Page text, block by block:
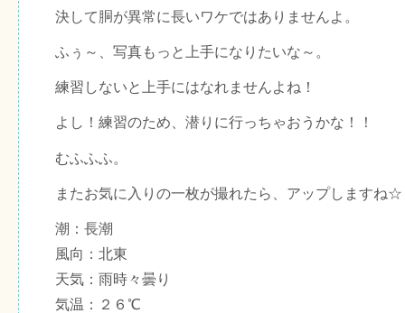
決して胴が異常に長いワケではありませんよ。
ふぅ～、写真もっと上手になりたいな～。
練習しないと上手にはなれませんよね！
よし！練習のため、潜りに行っちゃおうかな！！
むふふふ。
またお気に入りの一枚が撮れたら、アップしますね☆
潮：長潮
風向：北東
天気：雨時々曇り
気温：２６℃